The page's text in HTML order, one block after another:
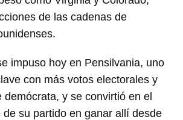
de las cadenas de
impuso hoy en Pensilvania, uno
con más votos electorales y
demócrata, y se convirtió en el
de su partido en ganar allí desde